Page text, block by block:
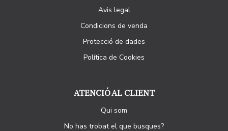
Avis legal
Condicions de venda
Protecció de dades
Política de Cookies
ATENCIÓ AL CLIENT
Qui som
No has trobat el que busques?